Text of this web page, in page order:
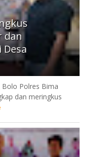
dan
Bolo Polres Bima
dan meringkus